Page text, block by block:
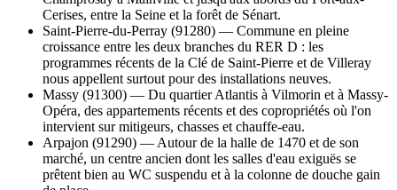
Cerises, entre la Seine et la forêt de Sénart.
Saint-Pierre-du-Perray (91280) — Commune en pleine
croissance entre les deux branches du RER D : les
programmes récents de la Clé de Saint-Pierre et de Villeray
nous appellent surtout pour des installations neuves.
Massy (91300) — Du quartier Atlantis à Vilmorin et à Massy-
Opéra, des appartements récents et des copropriétés où l'on
intervient sur mitigeurs, chasses et chauffe-eau.
Arpajon (91290) — Autour de la halle de 1470 et de son
marché, un centre ancien dont les salles d'eau exiguës se
prêtent bien au WC suspendu et à la colonne de douche gain